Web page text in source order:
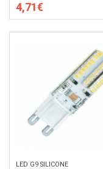
4,71€
LED G9 SILICONE